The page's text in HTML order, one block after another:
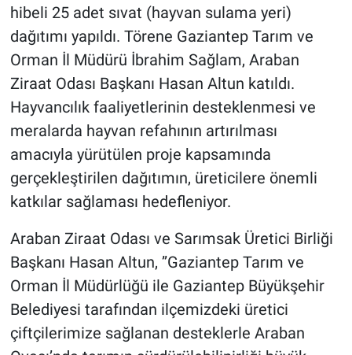
hibeli 25 adet sıvat (hayvan sulama yeri)
dağıtımı yapıldı. Törene Gaziantep Tarım ve
Orman İl Müdürü İbrahim Sağlam, Araban
Ziraat Odası Başkanı Hasan Altun katıldı.
Hayvancılık faaliyetlerinin desteklenmesi ve
meralarda hayvan refahının artırılması
amacıyla yürütülen proje kapsamında
gerçekleştirilen dağıtımın, üreticilere önemli
katkılar sağlaması hedefleniyor.
Araban Ziraat Odası ve Sarımsak Üretici Birliği
Başkanı Hasan Altun, ’’Gaziantep Tarım ve
Orman İl Müdürlüğü ile Gaziantep Büyükşehir
Belediyesi tarafından ilçemizdeki üretici
çiftçilerimize sağlanan desteklerle Araban